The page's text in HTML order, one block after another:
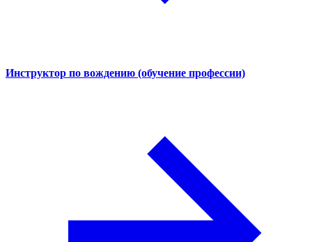
Инструктор по вождению (обучение профессии)